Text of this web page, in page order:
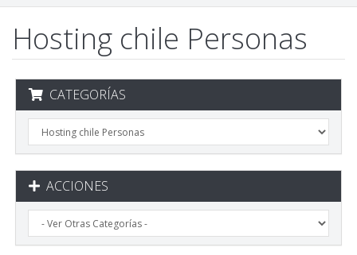
Hosting chile Personas
CATEGORÍAS
ACCIONES